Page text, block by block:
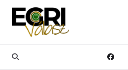
Skip
content